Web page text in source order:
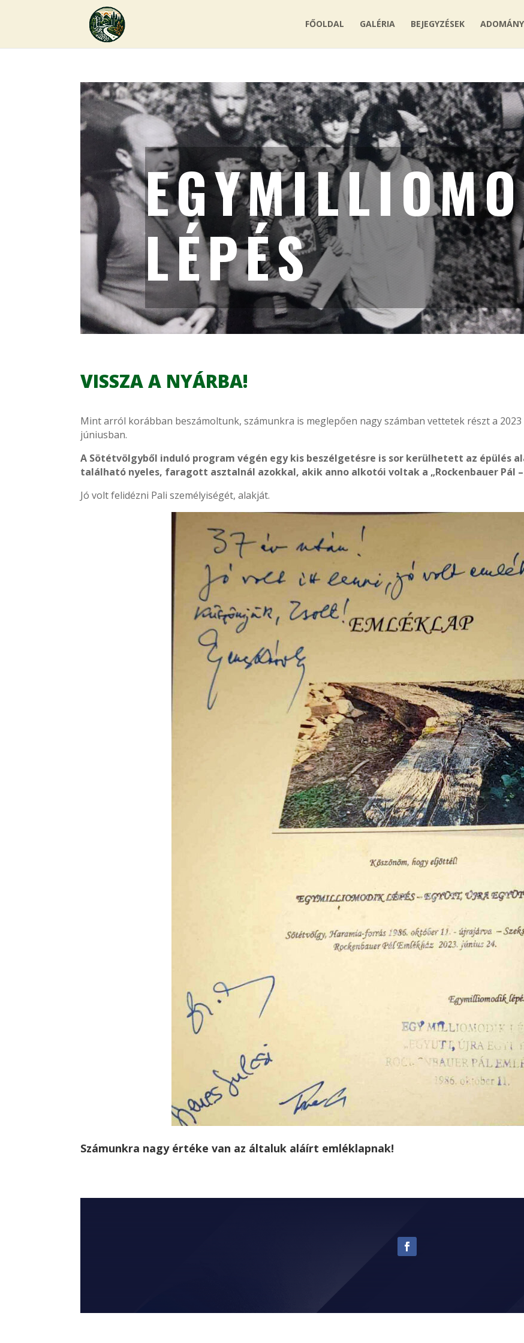
FŐOLDAL GALÉRIA BEJEGYZÉSEK ADOMÁNY
LÉPÉS
VISSZA A NYÁRBA!
Mint arról korábban beszámoltunk, számunkra is meglepően nagy számban vettetek részt a
júniusban.
A Sötétvölgyből induló program végén egy kis beszélgetésre is sor kerülhetett az épülés
található nyeles, faragott asztalnál azokkal, akik anno alkotói voltak a „Rockenbauer Pál
Jó volt felidézni Pali személyiségét, alakját.
Számunkra nagy értéke van az általuk aláírt emléklapnak!